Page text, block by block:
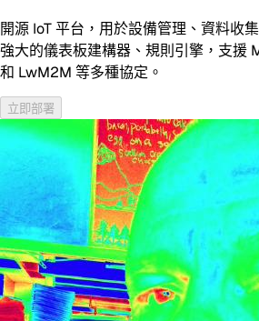
開源 IoT 平台，用於設備管理、資料收
強大的儀表板建構器、規則引擎，支援
和 LwM2M 等多種協定。
立即部署